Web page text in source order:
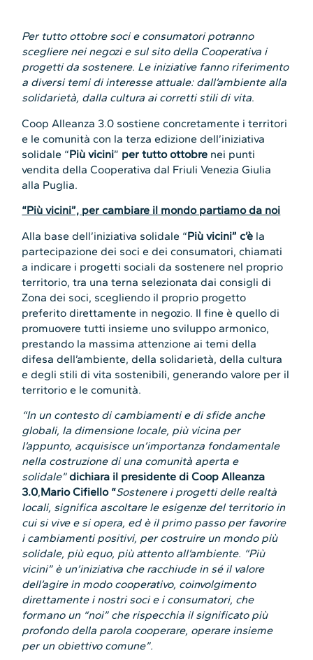
Per tutto ottobre soci e consumatori potranno
scegliere nei negozi e sul sito della Cooperativa i
progetti da sostenere. Le iniziative fanno riferimento
a diversi temi di interesse attuale: dall’ambiente alla
solidarietà, dalla cultura ai corretti stili di vita.
Coop Alleanza 3.0 sostiene concretamente i territori
e le comunità con la terza edizione dell’iniziativa
solidale “Più vicini” per tutto ottobre nei punti
vendita della Cooperativa dal Friuli Venezia Giulia
alla Puglia.
“Più vicini”, per cambiare il mondo partiamo da noi
Alla base dell’iniziativa solidale “Più vicini” c’è la
partecipazione dei soci e dei consumatori, chiamati
a indicare i progetti sociali da sostenere nel proprio
territorio, tra una terna selezionata dai consigli di
Zona dei soci, scegliendo il proprio progetto
preferito direttamente in negozio. Il fine è quello di
promuovere tutti insieme uno sviluppo armonico,
prestando la massima attenzione ai temi della
difesa dell’ambiente, della solidarietà, della cultura
e degli stili di vita sostenibili, generando valore per il
territorio e le comunità.
“In un contesto di cambiamenti e di sfide anche
globali, la dimensione locale, più vicina per
l’appunto, acquisisce un’importanza fondamentale
nella costruzione di una comunità aperta e
solidale”dichiara il presidente di Coop Alleanza
3.0,Mario Cifiello “Sostenere i progetti delle realtà
locali, significa ascoltare le esigenze del territorio in
cui si vive e si opera, ed è il primo passo per favorire
i cambiamenti positivi, per costruire un mondo più
solidale, più equo, più attento all’ambiente. “Più
vicini” è un’iniziativa che racchiude in sé il valore
dell’agire in modo cooperativo, coinvolgimento
direttamente i nostri soci e i consumatori, che
formano un “noi” che rispecchia il significato più
profondo della parola cooperare, operare insieme
per un obiettivo comune”.